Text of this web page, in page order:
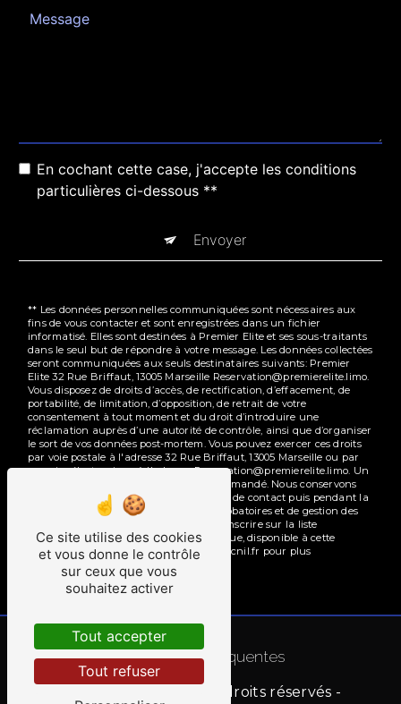
En cochant cette case, j'accepte les conditions
particulières ci-dessous **
Envoyer
** Les données personnelles communiquées sont nécessaires aux
fins de vous contacter et sont enregistrées dans un fichier
informatisé. Elles sont destinées à Premier Elite et ses sous-traitants
dans le seul but de répondre à votre message. Les données collectées
seront communiquées aux seuls destinataires suivants: Premier
Elite 32 Rue Briffaut, 13005 Marseille Reservation@premierelite.limo.
Vous disposez de droits d’accès, de rectification, d’effacement, de
portabilité, de limitation, d’opposition, de retrait de votre
consentement à tout moment et du droit d’introduire une
réclamation auprès d’une autorité de contrôle, ainsi que d’organiser
le sort de vos données post-mortem. Vous pouvez exercer ces droits
par voie postale à l'adresse 32 Rue Briffaut, 13005 Marseille ou par
courrier électronique à l'adresse Reservation@premierelite.limo. Un
justificatif d'identité pourra vous être demandé. Nous conservons
vos données pendant la période de prise de contact puis pendant la
durée de prescription légale aux fins probatoires et de gestion des
contentieux. Vous avez le droit de vous inscrire sur la liste
d'opposition au démarchage téléphonique, disponible à cette
adresse:Bloctel.gouv.fr. Consultez le site cnil.fr pour plus
d’informations sur vos droits.
Recherches fréquentes
- 2026 - Tous droits réservés -
Ce site utilise des cookies
et vous donne le contrôle
sur ceux que vous
souhaitez activer
Tout accepter
Tout refuser